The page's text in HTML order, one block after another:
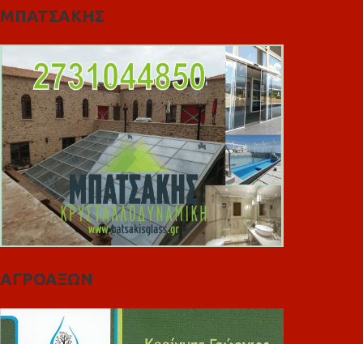
ΜΠΑΤΣΑΚΗΣ
ΑΓΡΟΑΞΩΝ